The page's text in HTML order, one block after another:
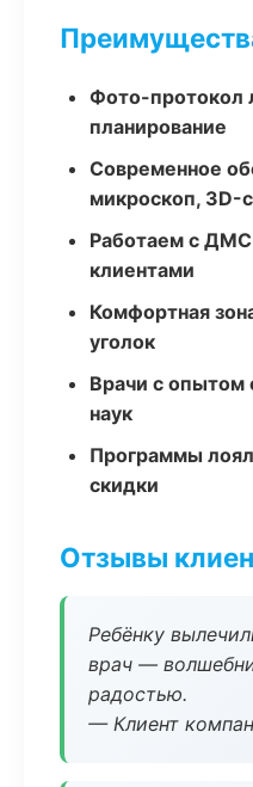
Фото-протокол
планирование
Современное
микроскоп, 3D-
Работаем с
клиентами
Комфортная
уголок
Врачи с опытом
наук
Программы
скидки
Отзывы
Ребёнку
врач —
радостью.
— Клиент